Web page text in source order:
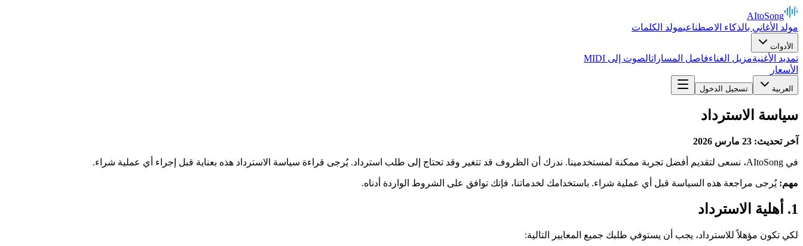
AItoSong
مولد الأغاني بالذكاء الاصطناعيمولد الكلمات
الأدوات
تمديد الأغنيةمزيل الغناءفاصل المساراتالصوت إلى MIDI
الأسعار
العربية تسجيل الدخول
سياسة الاسترداد
آخر تحديث: 23 مارس 2026
في AItoSong، نسعى لتقديم أفضل تجربة ممكنة لمستخدمينا. ندرك أن الظروف قد تتغير وقد تحتاج إلى طلب استرداد. يُرجى قراءة سياسة الاسترداد هذه بعناية قبل إجراء أي عملية شراء.
مهم: يُرجى مراجعة هذه السياسة قبل أي عملية شراء. باستخدامك لخدماتنا، فإنك توافق على الشروط الواردة أدناه.
1. أهلية الاسترداد
لكي تكون مؤهلاً للاسترداد، يجب أن يستوفي طلبك جميع المعايير التالية: